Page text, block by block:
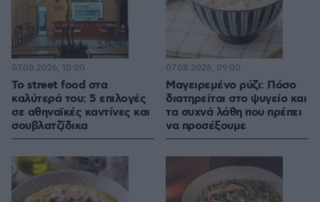
Το street food στα
καλύτερά του: 5 επιλογές
σε αθηναϊκές καντίνες και
σουβλατζίδικα
07.08.2026, 10:00
Μαγειρεμένο ρύζι: Πόσο
διατηρείται στο ψυγείο και
τα συχνά λάθη που πρέπει
να προσέξουμε
07.08.2026, 09:00